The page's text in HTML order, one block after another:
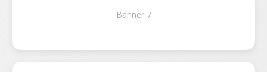
Banner 7